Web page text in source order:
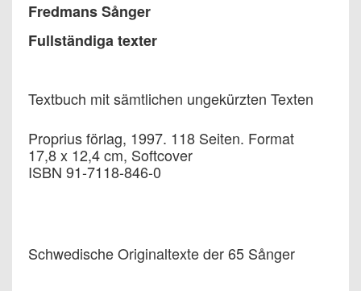
Fredmans Sånger
Fullständiga texter
Textbuch mit sämtlichen ungekürzten Texten
Proprius förlag, 1997. 118 Seiten. Format
17,8 x 12,4 cm, Softcover
ISBN 91-7118-846-0
Schwedische Originaltexte der 65 Sånger